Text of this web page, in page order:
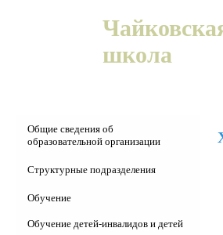
школа
Общие сведения об
образовательной организации
Основные сведения
Структурные подразделения
Детсад "Колосок"
ШСК "Юность"
Обучение
Уроки
Обучение детей-инвалидов и детей